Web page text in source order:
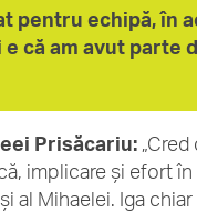
pentru echipă, în
că am avut parte
Prisăcariu:
implicare și efort
al Mihaelei. Iga